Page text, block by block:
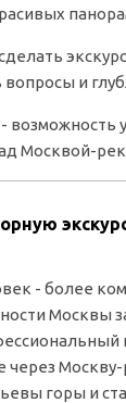
и
Москвой-
- более
Москвы
через Москву-
горы и